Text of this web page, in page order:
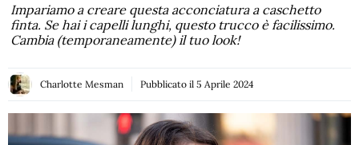
Impariamo a creare questa acconciatura a caschetto
finta. Se hai i capelli lunghi, questo trucco è facilissimo.
Cambia (temporaneamente) il tuo look!
Charlotte Mesman Pubblicato il 5 Aprile 2024